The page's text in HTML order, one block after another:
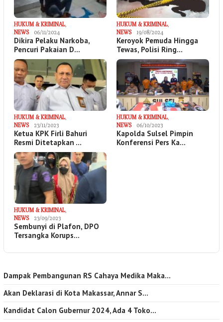
HUKUM & KRIMINAL
NEWS
06/11/2024
Dikira Pelaku Narkoba,
Pencuri Pakaian D…
HUKUM & KRIMINAL
NEWS
19/08/2024
Keroyok Pemuda Hingga
Tewas, Polisi Ring…
HUKUM & KRIMINAL
NEWS
23/11/2023
Ketua KPK Firli Bahuri
Resmi Ditetapkan …
HUKUM & KRIMINAL
NEWS
06/10/2023
Kapolda Sulsel Pimpin
Konferensi Pers Ka…
HUKUM & KRIMINAL
NEWS
23/09/2023
Sembunyi di Plafon, DPO
Tersangka Korups…
Dampak Pembangunan RS Cahaya Medika Maka…
Akan Deklarasi di Kota Makassar, Annar S…
Kandidat Calon Gubernur 2024, Ada 4 Toko…